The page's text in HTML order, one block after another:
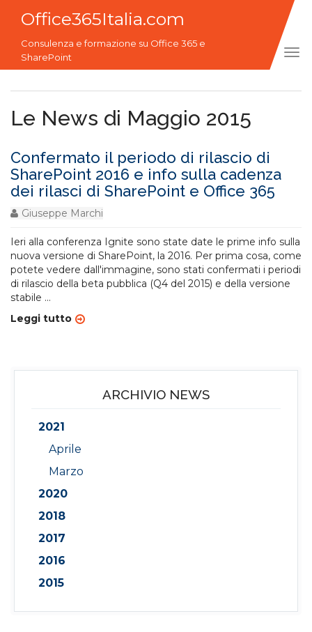
Office365Italia.com
Consulenza e formazione su Office 365 e
SharePoint
Le News di Maggio 2015
Confermato il periodo di rilascio di
SharePoint 2016 e info sulla cadenza
dei rilasci di SharePoint e Office 365
Giuseppe Marchi
Ieri alla conferenza Ignite sono state date le prime info sulla
nuova versione di SharePoint, la 2016. Per prima cosa, come
potete vedere dall'immagine, sono stati confermati i periodi
di rilascio della beta pubblica (Q4 del 2015) e della versione
stabile ...
Leggi tutto
ARCHIVIO NEWS
2021
Aprile
Marzo
2020
2018
2017
2016
2015